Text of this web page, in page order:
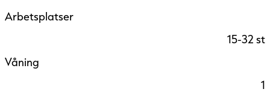
Arbetsplatser
15-32 st
Våning
1